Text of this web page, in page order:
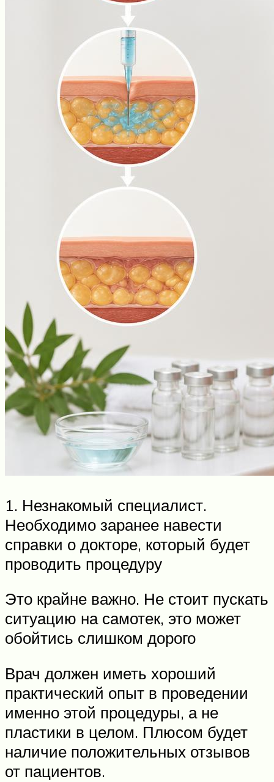
1. Незнакомый специалист.
Необходимо заранее навести
справки о докторе, который будет
проводить процедуру
Это крайне важно. Не стоит пускать
ситуацию на самотек, это может
обойтись слишком дорого
Врач должен иметь хороший
практический опыт в проведении
именно этой процедуры, а не
пластики в целом. Плюсом будет
наличие положительных отзывов
от пациентов.